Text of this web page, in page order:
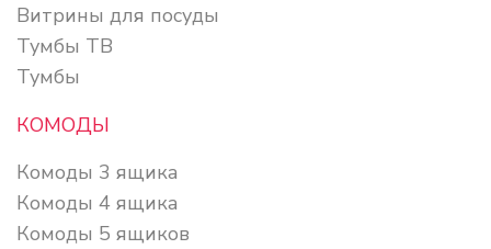
Витрины для посуды
Тумбы ТВ
Тумбы
КОМОДЫ
Комоды 3 ящика
Комоды 4 ящика
Комоды 5 ящиков